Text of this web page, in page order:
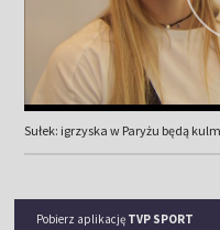
Sułek: igrzyska w Paryżu będą
Pobierz aplikację TVP SPORT